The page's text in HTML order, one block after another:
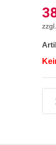
zzgl.